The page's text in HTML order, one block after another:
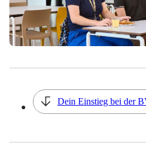
Dein Einstieg bei der